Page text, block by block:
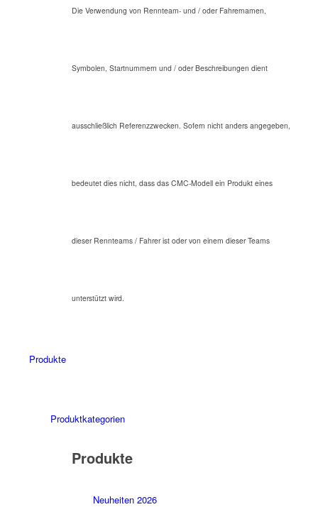
Die Verwendung von Rennteam- und / oder Fahrernamen,
Symbolen, Startnummern und / oder Beschreibungen dient
ausschließlich Referenzzwecken. Sofern nicht anders angegeben,
bedeutet dies nicht, dass das CMC-Modell ein Produkt eines
dieser Rennteams / Fahrer ist oder von einem dieser Teams
unterstützt wird.
Produkte
Produktkategorien
Produkte
Neuheiten 2026